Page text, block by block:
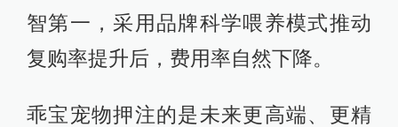
智第一，采用品牌科学喂养模式推动
复购率提升后，费用率自然下降。
乖宝宠物押注的是未来更高端、更精